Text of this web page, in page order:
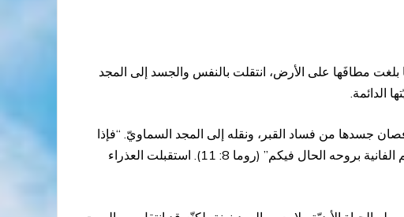
بلغت مطافَها على الأرض، انتقلت بالنفس والجسد إلى المجد
الدائمة.
جسدها من فساد القبر، ونقله إلى المجد السماويّ. “فإذا
كان الروح الذي أقام يسوع من بين الأموات حالاًّ فيكم فالذي أقام يسوع المسيح من بين الأموات يُحيّي أيضًا أجسادكم الفانية بروحه الحال فيكم” (روما 8: 11). استقبلت العذراء